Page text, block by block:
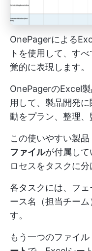
OnePagerによる
トを使用して、す
覚的に表現します。
OnePagerのExcel
用して、製品開発
動をプラン、整理、
この使いやすい製品
ファイルが付属して
ロセスをタスクに
各タスクには、フ
ース名（担当チー
す。
もう一つのファイ